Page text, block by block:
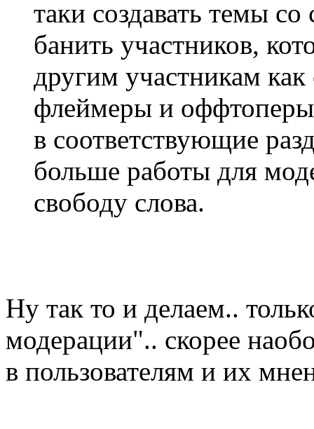
таки создавать темы
банить участников,
другим участникам
флеймеры и
в соответствующие
больше работы для
свободу слова.
Ну так то и делаем..
модерации".. скорее
в пользователям и их